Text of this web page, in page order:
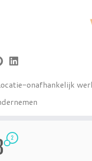
onafhankelijk
2